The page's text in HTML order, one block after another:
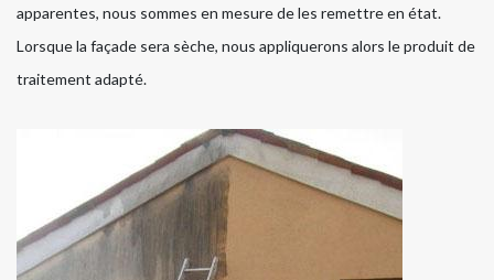
apparentes, nous sommes en mesure de les remettre en état.
Lorsque la façade sera sèche, nous appliquerons alors le produit de
traitement adapté.